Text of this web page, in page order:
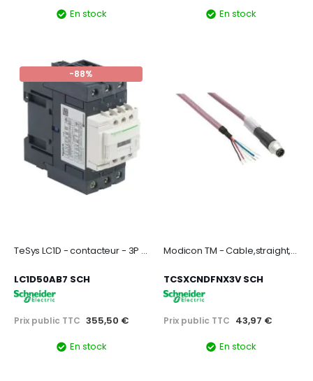
En stock
En stock
-88%
TeSys LC1D - contacteur - 3P - AC-3 440V - 50A - bobine 24Vca
LC1D50AB7 SCH
Prix public TTC 355,50 €
En stock
Modicon TM - Cable,straight,m8-4p, fem
TCSXCNDFNX3V SCH
Prix public TTC 43,97 €
En stock